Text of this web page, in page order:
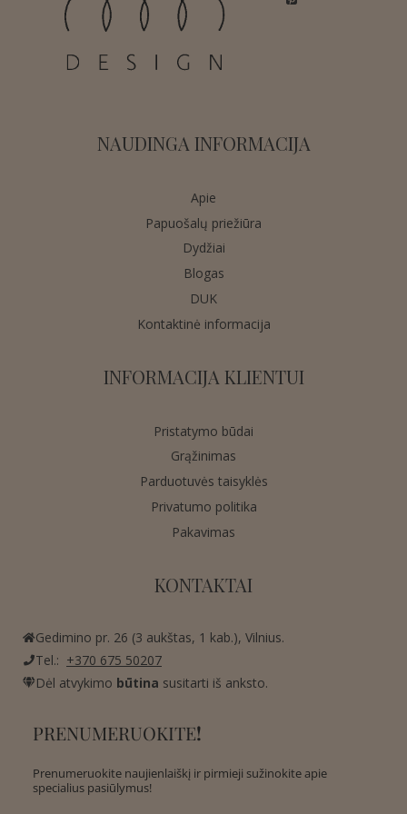
NAUDINGA INFORMACIJA
Apie
Papuošalų priežiūra
Dydžiai
Blogas
DUK
Kontaktinė informacija
INFORMACIJA KLIENTUI
Pristatymo būdai
Grąžinimas
Parduotuvės taisyklės
Privatumo politika
Pakavimas
KONTAKTAI
Gedimino pr. 26 (3 aukštas, 1 kab.), Vilnius.
Tel.: +370 675 50207
Dėl atvykimo būtina susitarti iš anksto.
PRENUMERUOKITE!
Prenumeruokite naujienlaiškį ir pirmieji sužinokite apie
specialius pasiūlymus!